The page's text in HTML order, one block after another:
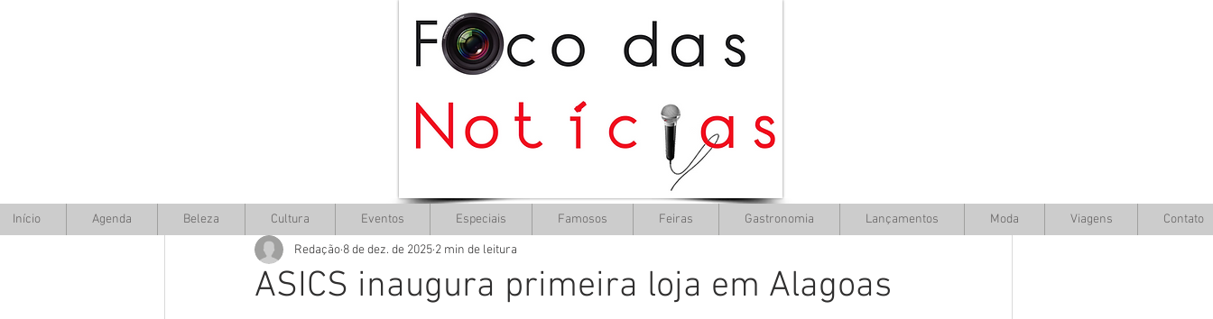
ASICS inaugura primeira loja em Alagoas
Redação 8 de dez. de 2025 2 min de leitura
Início Agenda Beleza Cultura Eventos Especiais Famosos Feiras Gastronomia Lançamentos Moda Viagens Contato